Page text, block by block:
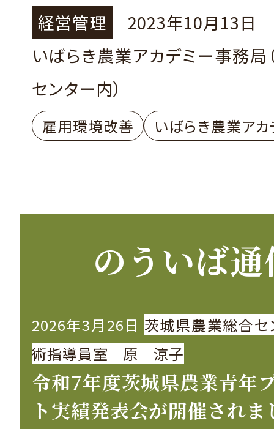
経営管理
2023年10月13日
いばらき農業アカデミー事務局
センター内）
雇用環境改善 いばらき農業アカ
のういば
2026年3月26日 茨城県農業総合セ
術指導員室 原 涼子
令和7年度茨城県農業青年
ト実績発表会が開催されま